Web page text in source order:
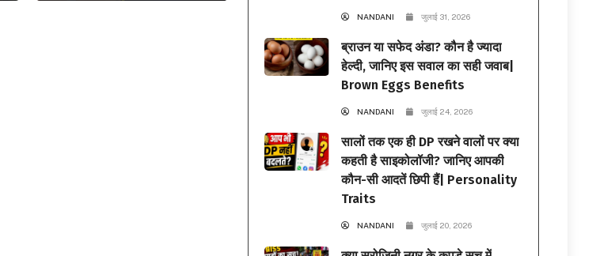
NANDANI जुलाई 31, 2026
ब्राउन या सफेद अंडा? कौन है ज्यादा
हेल्दी, जानिए इस सवाल का सही जवाब|
Brown Eggs Benefits
NANDANI जुलाई 24, 2026
सालों तक एक ही DP रखने वालों पर क्या
कहती है साइकोलॉजी? जानिए आपकी
कौन-सी आदतें छिपी हैं| Personality
Traits
NANDANI जुलाई 20, 2026